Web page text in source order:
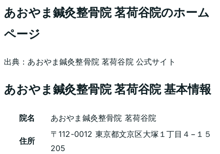
あおやま鍼灸整骨院 茗荷谷院のホーム
ページ
出典： あおやま鍼灸整骨院 茗荷谷院 公式サイト
あおやま鍼灸整骨院 茗荷谷院基本情報
院名 あおやま鍼灸整骨院 茗荷谷院
住所
〒112-0012 東京都文京区大塚１丁目４−１５
205